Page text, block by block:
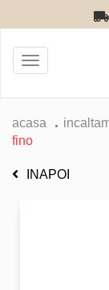
Toggle
navigation
acasa
fino
INAPOI